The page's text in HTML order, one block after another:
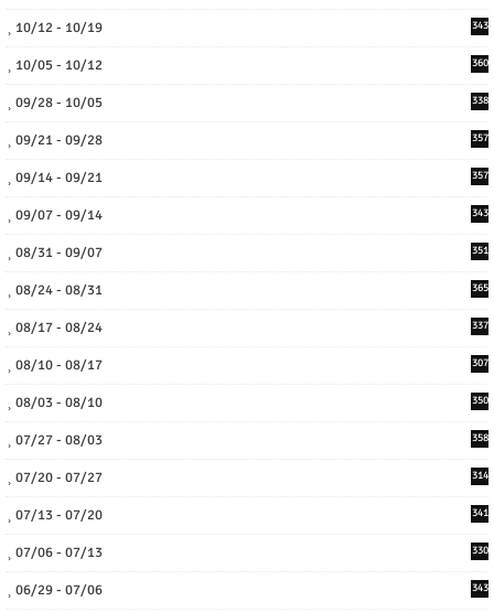
10/12 - 10/19 343
10/05 - 10/12 360
09/28 - 10/05 338
09/21 - 09/28 357
09/14 - 09/21 357
09/07 - 09/14 343
08/31 - 09/07 351
08/24 - 08/31 365
08/17 - 08/24 337
08/10 - 08/17 307
08/03 - 08/10 350
07/27 - 08/03 358
07/20 - 07/27 314
07/13 - 07/20 341
07/06 - 07/13 330
06/29 - 07/06 343